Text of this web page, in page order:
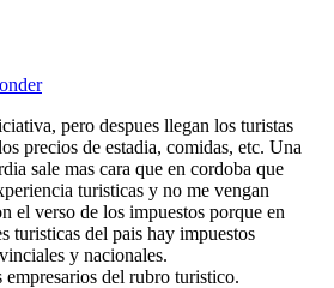
pero despues llegan los turistas
precios de estadia, comidas, etc. Una
sale mas cara que en cordoba que
turisticas y no me vengan
el verso de los impuestos porque en
turisticas del pais hay impuestos
y nacionales.
empresarios del rubro turistico.